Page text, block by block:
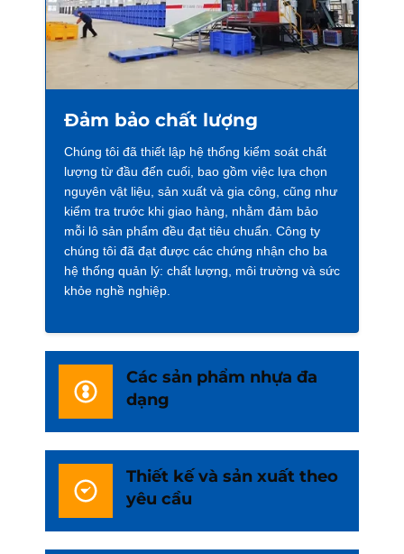
Đảm bảo chất lượng
Chúng tôi đã thiết lập hệ thống kiểm soát chất
lượng từ đầu đến cuối, bao gồm việc lựa chọn
nguyên vật liệu, sản xuất và gia công, cũng như
kiểm tra trước khi giao hàng, nhằm đảm bảo
mỗi lô sản phẩm đều đạt tiêu chuẩn. Công ty
chúng tôi đã đạt được các chứng nhận cho ba
hệ thống quản lý: chất lượng, môi trường và sức
khỏe nghề nghiệp.
Các sản phẩm nhựa đa
dạng
Thiết kế và sản xuất theo
yêu cầu